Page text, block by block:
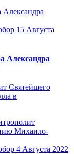
15 Августа
Александра
Святейшего
в
4 Августа 2022